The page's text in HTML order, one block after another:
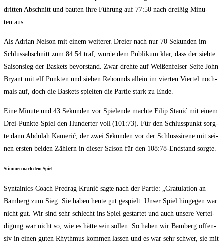
drit­ten Abschnitt und bau­ten ihre Füh­rung auf 77:50 nach drei­ßig Minu­
ten aus.
Als Adri­an Nel­son mit einem wei­te­ren Drei­er nach nur 70 Sekun­den im
Schluss­ab­schnitt zum 84:54 traf, wur­de dem Publi­kum klar, dass der sieb­te
Sai­son­sieg der Bas­kets bevor­stand. Zwar dreh­te auf Wei­ßen­fel­ser Sei­te John
Bryant mit elf Punk­ten und sie­ben Rebounds allein im vier­ten Vier­tel noch­
mals auf, doch die Bas­kets spiel­ten die Par­tie stark zu Ende.
Eine Minu­te und 43 Sekun­den vor Spie­len­de mach­te Filip Sta­nić mit einem
Drei-Punk­te-Spiel den Hun­der­ter voll (101:73). Für den Schluss­punkt sorg­
te dann Abdu­lah Kame­rić, der zwei Sekun­den vor der Schluss­si­re­ne mit sei­
nen ers­ten bei­den Zäh­lern in die­ser Sai­son für den 108:78-Endstand sorgte.
Stim­men nach dem Spiel
Syn­tai­nics-Coach Pred­rag Krunić sag­te nach der Par­tie: „Gra­tu­la­ti­on an
Bam­berg zum Sieg. Sie haben heu­te gut gespielt. Unser Spiel hin­ge­gen war
nicht gut. Wir sind sehr schlecht ins Spiel gestar­tet und auch unse­re Ver­tei­
di­gung war nicht so, wie es hät­te sein sol­len. So haben wir Bam­berg offen­
siv in einen guten Rhyth­mus kom­men las­sen und es war sehr schwer, sie mit